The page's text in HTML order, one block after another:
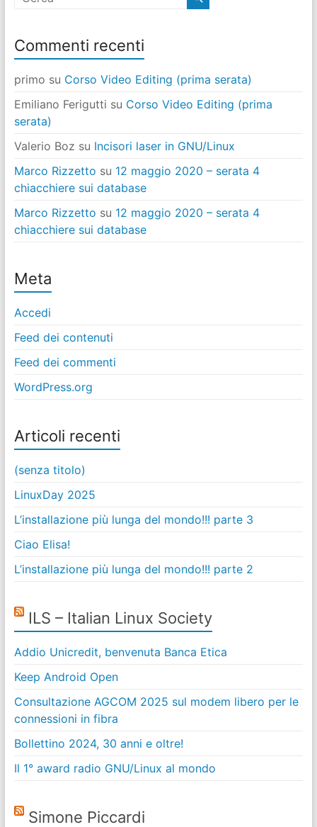
per
Commenti recenti
primo su Corso Video Editing (prima serata)
Emiliano Ferigutti su Corso Video Editing (prima
serata)
Valerio Boz su Incisori laser in GNU/Linux
Marco Rizzetto su 12 maggio 2020 – serata 4
chiacchiere sui database
Marco Rizzetto su 12 maggio 2020 – serata 4
chiacchiere sui database
Meta
Accedi
Feed dei contenuti
Feed dei commenti
WordPress.org
Articoli recenti
(senza titolo)
LinuxDay 2025
L’installazione più lunga del mondo!!! parte 3
Ciao Elisa!
L’installazione più lunga del mondo!!! parte 2
ILS – Italian Linux Society
Addio Unicredit, benvenuta Banca Etica
Keep Android Open
Consultazione AGCOM 2025 sul modem libero per le
connessioni in fibra
Bollettino 2024, 30 anni e oltre!
Il 1° award radio GNU/Linux al mondo
Simone Piccardi